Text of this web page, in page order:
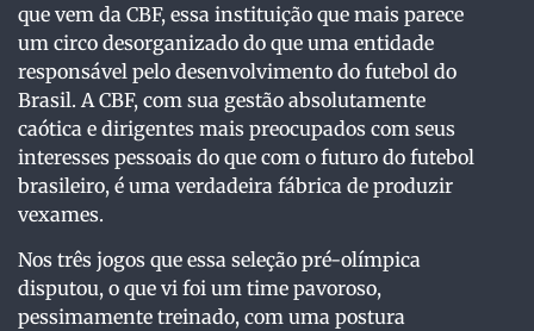
que vem da CBF, essa instituição que mais parece
um circo desorganizado do que uma entidade
responsável pelo desenvolvimento do futebol do
Brasil. A CBF, com sua gestão absolutamente
caótica e dirigentes mais preocupados com seus
interesses pessoais do que com o futuro do futebol
brasileiro, é uma verdadeira fábrica de produzir
vexames.
Nos três jogos que essa seleção pré-olímpica
disputou, o que vi foi um time pavoroso,
pessimamente treinado, com uma postura